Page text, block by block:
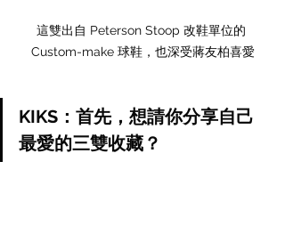
這雙出自 Peterson Stoop 改鞋單位的
Custom-make 球鞋，也深受蔣友柏喜愛
KIKS：首先，想請你分享自己
最愛的三雙收藏？